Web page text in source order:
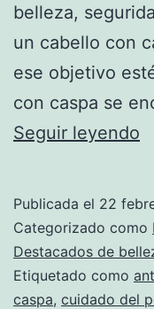
belleza,
un cabello con
ese objetivo
con caspa se
Seguir leyendo
Publicada el 22
Categorizado como
Destacados de
Etiquetado como
caspa, cuidado del